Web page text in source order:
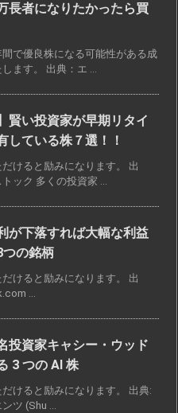
長者になりたかったら買
で優良株になる可能性がある成
ます。 出典：エ ...
賢い投資家が早期リタイ
している株７選！！
けると励みになります。 出
ック 多くの投資家 ...
が下落すれば大幅な利益
の銘柄
けると励みになります。 出
...
投資家キャシー・ウッド
3 つの AI 株
けると励みになります。 出典:
ツ (Shu ...